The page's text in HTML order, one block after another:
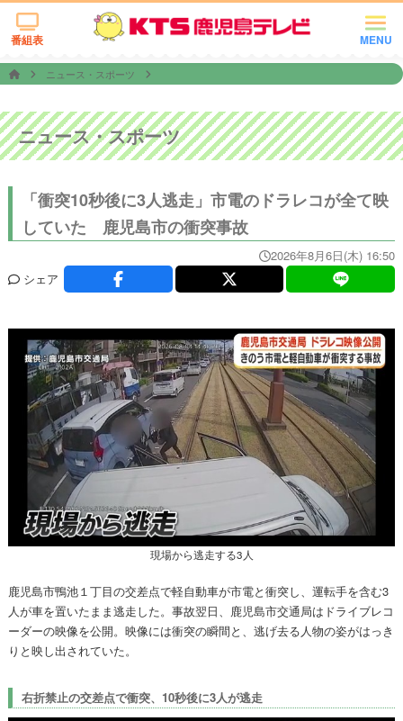
MENU
番組表
ニュース・スポーツ
ニュース・スポーツ
「衝突10秒後に3人逃走」市電のドラレコが全て映
していた 鹿児島市の衝突事故
2026年8月6日(木) 16:50
シェア
現場から逃走する3人
鹿児島市鴨池１丁目の交差点で軽自動車が市電と衝突し、運転手を含む3
人が車を置いたまま逃走した。事故翌日、鹿児島市交通局はドライブレコ
ーダーの映像を公開。映像には衝突の瞬間と、逃げ去る人物の姿がはっき
りと映し出されていた。
右折禁止の交差点で衝突、10秒後に3人が逃走